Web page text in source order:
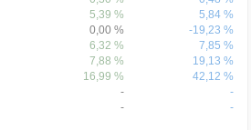
5,39 %
5,84 %
0,00 %
-19,23 %
6,32 %
7,85 %
7,88 %
19,13 %
16,99 %
42,12 %
-
-
-
-